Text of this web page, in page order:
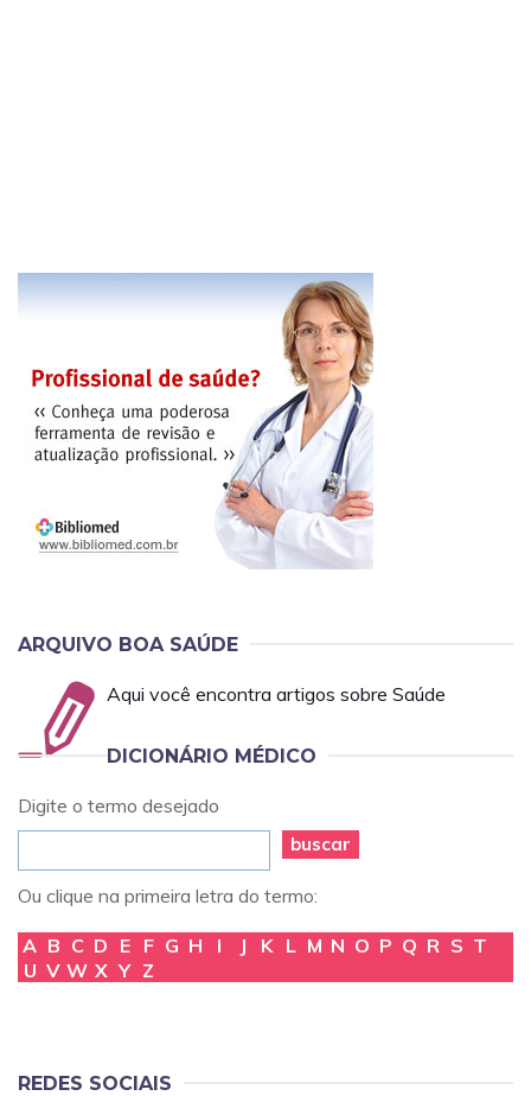
ARQUIVO BOA SAÚDE
Aqui você encontra artigos sobre Saúde
DICIONÁRIO MÉDICO
Digite o termo desejado
buscar
Ou clique na primeira letra do termo:
A B C D E F G H I J K L M N O P Q R S T
U V W X Y Z
REDES SOCIAIS